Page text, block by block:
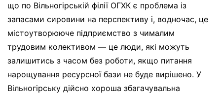
що по Вільногірській філії ОГХК є проблема із
запасами сировини на перспективу і, водночас, це
містоутворююче підприємство з чималим
трудовим колективом — це люди, які можуть
залишитись з часом без роботи, якщо питання
нарощування ресурсної бази не буде вирішено. У
Вільногірську дійсно хороша збагачувальна